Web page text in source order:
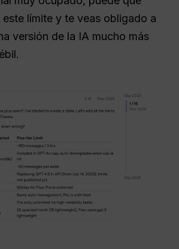
este límite y te veas obligado a
versión de la IA mucho más